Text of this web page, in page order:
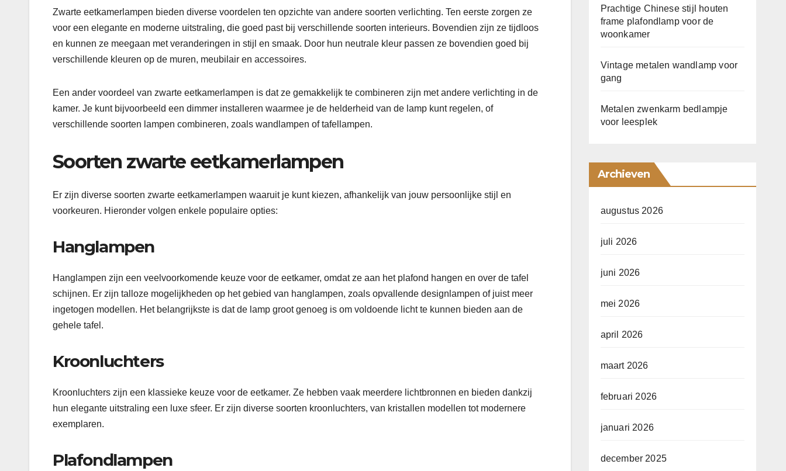
Zwarte eetkamerlampen bieden diverse voordelen ten opzichte van andere soorten verlichting. Ten eerste zorgen ze
voor een elegante en moderne uitstraling, die goed past bij verschillende soorten interieurs. Bovendien zijn ze tijdloos
en kunnen ze meegaan met veranderingen in stijl en smaak. Door hun neutrale kleur passen ze bovendien goed bij
verschillende kleuren op de muren, meubilair en accessoires.
Een ander voordeel van zwarte eetkamerlampen is dat ze gemakkelijk te combineren zijn met andere verlichting in de
kamer. Je kunt bijvoorbeeld een dimmer installeren waarmee je de helderheid van de lamp kunt regelen, of
verschillende soorten lampen combineren, zoals wandlampen of tafellampen.
Soorten zwarte eetkamerlampen
Er zijn diverse soorten zwarte eetkamerlampen waaruit je kunt kiezen, afhankelijk van jouw persoonlijke stijl en
voorkeuren. Hieronder volgen enkele populaire opties:
Hanglampen
Hanglampen zijn een veelvoorkomende keuze voor de eetkamer, omdat ze aan het plafond hangen en over de tafel
schijnen. Er zijn talloze mogelijkheden op het gebied van hanglampen, zoals opvallende designlampen of juist meer
ingetogen modellen. Het belangrijkste is dat de lamp groot genoeg is om voldoende licht te kunnen bieden aan de
gehele tafel.
Kroonluchters
Kroonluchters zijn een klassieke keuze voor de eetkamer. Ze hebben vaak meerdere lichtbronnen en bieden dankzij
hun elegante uitstraling een luxe sfeer. Er zijn diverse soorten kroonluchters, van kristallen modellen tot modernere
exemplaren.
Plafondlampen
Prachtige Chinese stijl houten
frame plafondlamp voor de
woonkamer
Vintage metalen wandlamp voor
gang
Metalen zwenkarm bedlampje
voor leesplek
Archieven
augustus 2026
juli 2026
juni 2026
mei 2026
april 2026
maart 2026
februari 2026
januari 2026
december 2025